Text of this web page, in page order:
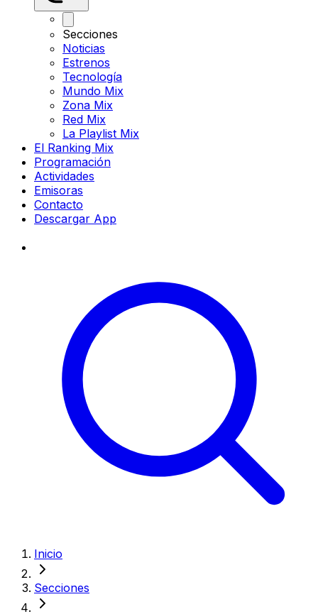
Secciones
Noticias
Estrenos
Tecnología
Mundo Mix
Zona Mix
Red Mix
La Playlist Mix
El Ranking Mix
Programación
Actividades
Emisoras
Contacto
Descargar App
Inicio
Secciones